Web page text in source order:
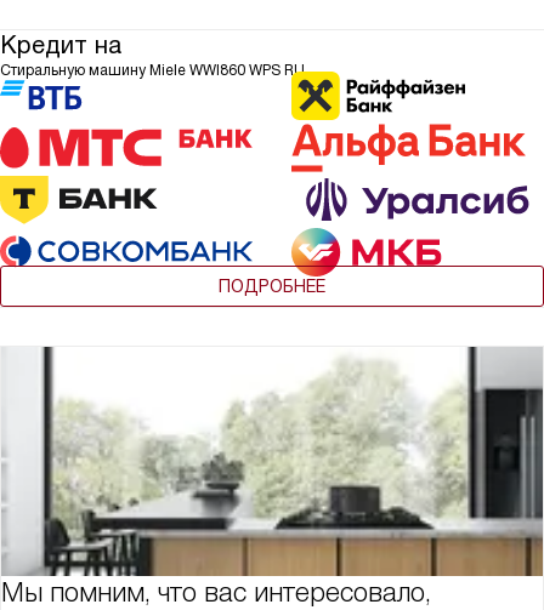
Кредит на
Стиральную машину Miele WWI860 WPS RU
ПОДРОБНЕЕ
Мы помним, что вас интересовало,